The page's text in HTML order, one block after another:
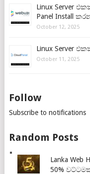
Linux Server
Panel Install
October 12, 2025
Linux Server
October 11, 2025
Follow
Subscribe to notifications
Random Posts
Lanka Web
50%